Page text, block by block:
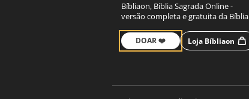
Bíbliaon, Bíblia Sagrada Online -
versão completa e gratuita da Bíblia
DOAR ❤️ Loja Bíbliaon